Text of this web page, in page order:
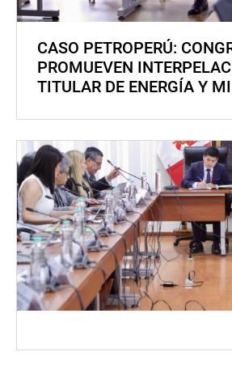
CASO PETROPERÚ:
PROMUEVEN
TITULAR DE ENERGÍA Y